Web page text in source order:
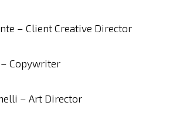
– Client Creative Director
Copywriter
– Art Director